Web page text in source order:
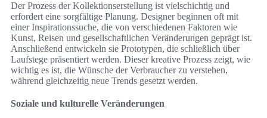
Der Prozess der Kollektionserstellung ist vielschichtig und
erfordert eine sorgfältige Planung. Designer beginnen oft mit
einer Inspirationssuche, die von verschiedenen Faktoren wie
Kunst, Reisen und gesellschaftlichen Veränderungen geprägt ist.
Anschließend entwickeln sie Prototypen, die schließlich über
Laufstege präsentiert werden. Dieser kreative Prozess zeigt, wie
wichtig es ist, die Wünsche der Verbraucher zu verstehen,
während gleichzeitig neue Trends gesetzt werden.
Soziale und kulturelle Veränderungen